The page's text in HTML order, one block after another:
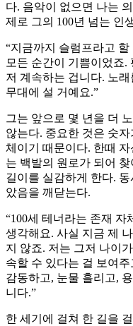
다. 음악이 없으면 나는
제로 그의 100년 넘는 인
“지금까지 슬럼프라고
모든 순간이 기쁨이었죠.
저 계속하는 겁니다. 노
무대에 설 거예요.”
그는 앞으로 몇 년을 더
않는다. 중요한 것은 숫
체이기 때문이다. 한때
는 백발의 원로가 되어
길이를 실감하게 한다.
았음을 깨닫는다.
“100세 테너라는 존재 자
생각해요. 사실 지금 제
지 않죠. 저는 그저 나이
속할 수 있다는 걸 보여
감동하고, 눈물 흘리고,
니다.”
한 세기에 걸쳐 한 길을